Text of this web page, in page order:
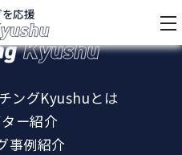
応援
援
ングKyushuとは
ー紹介
事例紹介